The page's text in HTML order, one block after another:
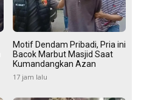
Motif Dendam Pribadi, Pria ini
Bacok Marbut Masjid Saat
Kumandangkan Azan
17 jam lalu